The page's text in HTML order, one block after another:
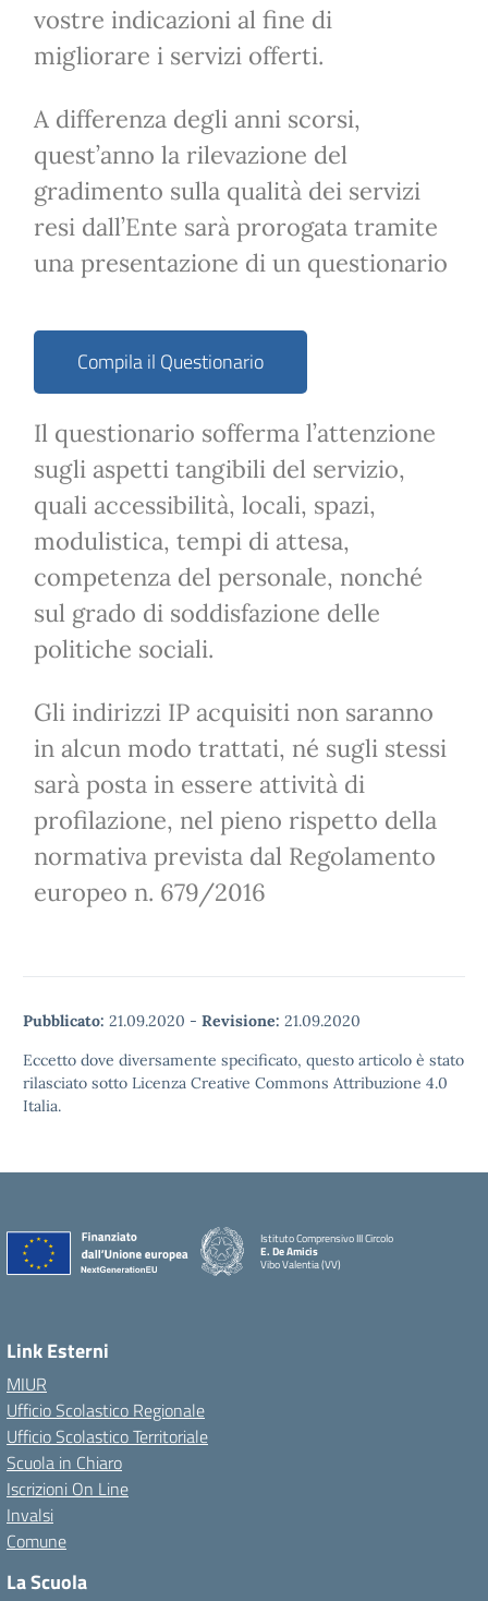
vostre indicazioni al fine di
migliorare i servizi offerti.
A differenza degli anni scorsi,
quest’anno la rilevazione del
gradimento sulla qualità dei servizi
resi dall’Ente sarà prorogata tramite
una presentazione di un questionario
Compila il Questionario
Il questionario sofferma l’attenzione
sugli aspetti tangibili del servizio,
quali accessibilità, locali, spazi,
modulistica, tempi di attesa,
competenza del personale, nonché
sul grado di soddisfazione delle
politiche sociali.
Gli indirizzi IP acquisiti non saranno
in alcun modo trattati, né sugli stessi
sarà posta in essere attività di
profilazione, nel pieno rispetto della
normativa prevista dal Regolamento
europeo n. 679/2016
Pubblicato: 21.09.2020 - Revisione: 21.09.2020
Eccetto dove diversamente specificato, questo articolo è stato
rilasciato sotto Licenza Creative Commons Attribuzione 4.0
Italia.
Istituto Comprensivo III Circolo
E. De Amicis
Vibo Valentia (VV)
Link Esterni
MIUR
Ufficio Scolastico Regionale
Ufficio Scolastico Territoriale
Scuola in Chiaro
Iscrizioni On Line
Invalsi
Comune
La Scuola